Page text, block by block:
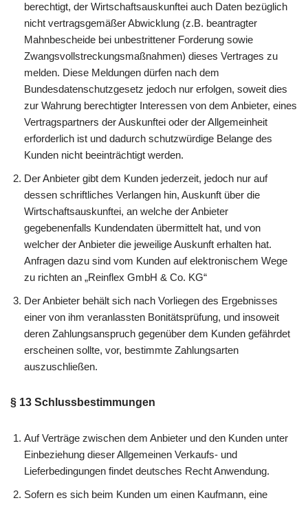
berechtigt, der Wirtschaftsauskunftei auch Daten bezüglich
nicht vertragsgemäßer Abwicklung (z.B. beantragter
Mahnbescheide bei unbestrittener Forderung sowie
Zwangsvollstreckungsmaßnahmen) dieses Vertrages zu
melden. Diese Meldungen dürfen nach dem
Bundesdatenschutzgesetz jedoch nur erfolgen, soweit dies
zur Wahrung berechtigter Interessen von dem Anbieter, eines
Vertragspartners der Auskunftei oder der Allgemeinheit
erforderlich ist und dadurch schutzwürdige Belange des
Kunden nicht beeinträchtigt werden.
Der Anbieter gibt dem Kunden jederzeit, jedoch nur auf
dessen schriftliches Verlangen hin, Auskunft über die
Wirtschaftsauskunftei, an welche der Anbieter
gegebenenfalls Kundendaten übermittelt hat, und von
welcher der Anbieter die jeweilige Auskunft erhalten hat.
Anfragen dazu sind vom Kunden auf elektronischem Wege
zu richten an „Reinflex GmbH & Co. KG“
Der Anbieter behält sich nach Vorliegen des Ergebnisses
einer von ihm veranlassten Bonitätsprüfung, und insoweit
deren Zahlungsanspruch gegenüber dem Kunden gefährdet
erscheinen sollte, vor, bestimmte Zahlungsarten
auszuschließen.
§ 13 Schlussbestimmungen
Auf Verträge zwischen dem Anbieter und den Kunden unter
Einbeziehung dieser Allgemeinen Verkaufs- und
Lieferbedingungen findet deutsches Recht Anwendung.
Sofern es sich beim Kunden um einen Kaufmann, eine